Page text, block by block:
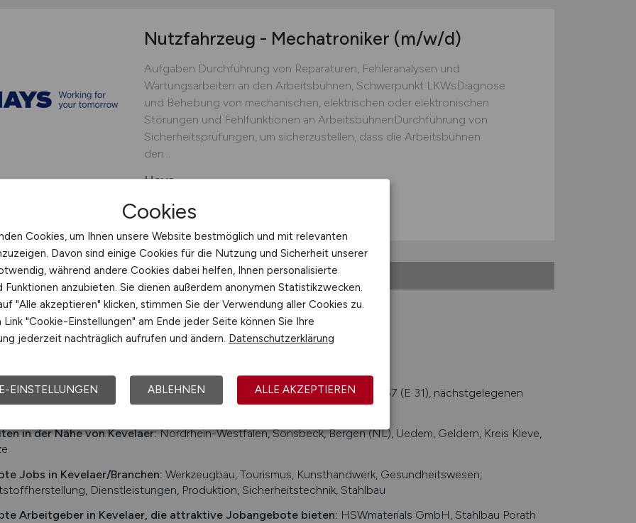
Nutzfahrzeug - Mechatroniker (m/w/d)
Aufgaben Durchführung von Reparaturen, Fehleranalysen und
Wartungsarbeiten an den Arbeitsbühnen, Schwerpunkt LKWsDiagnose
und Behebung von mechanischen, elektrischen oder elektronischen
Störungen und Fehlfunktionen an ArbeitsbühnenDurchführung von
Sicherheitsprüfungen, um sicherzustellen, dass die Arbeitsbühnen
den...
Hays
19.04.2026
1
Kevelaer
Bahnhof Kevelaer, Bundesstraße B 9, Bundesautobahn A 57 (E 31), nächstgelegenen
sind der Flughafen Niederrhein und der Flughafen Düsseldorf
in der Nähe vonKevelaer:Nordrhein-Westfalen, Sonsbeck, Bergen (NL), Uedem, Geldern, Kreis Kleve,
Jobs in Kevelaer/Branchen: Werkzeugbau, Tourismus, Kunsthandwerk, Gesundheitswesen,
Dienstleistungen, Produktion, Sicherheitstechnik, Stahlbau
Arbeitgeber in Kevelaer, die attraktive Jobangebote bieten: HSWmaterials GmbH, Stahlbau Porath
Cookies
Cookies, um Ihnen unsere Website bestmöglich und mit relevanten
Davon sind einige Cookies für die Nutzung und Sicherheit unserer
während andere Cookies dabei helfen, Ihnen personalisierte
Funktionen anzubieten. Sie dienen außerdem anonymen Statistikzwecken.
"Alle akzeptieren" klicken, stimmen Sie der Verwendung aller Cookies zu.
"Cookie-Einstellungen" am Ende jeder Seite können Sie Ihre
jederzeit nachträglich aufrufen und ändern. Datenschutzerklärung
EINSTELLUNGEN ABLEHNEN ALLE AKZEPTIEREN